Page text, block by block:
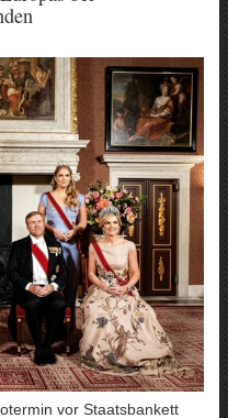
vor Staatsbankett